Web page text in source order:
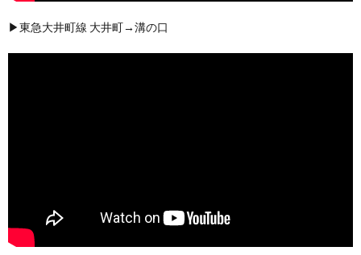
▶東急大井町線 大井町→溝の口